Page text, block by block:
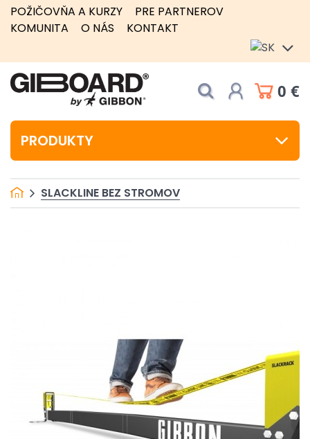
POŽIČOVŇA A KURZY
PRE PARTNEROV
KOMUNITA
O NÁS KONTAKT
0 €
PRODUKTY
SLACKLINE BEZ STROMOV